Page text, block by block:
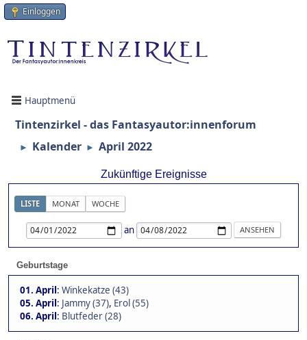
Einloggen
Hauptmenü
Tintenzirkel - das Fantasyautor:innenforum
► Kalender ► April 2022
Zukünftige Ereignisse
LISTE MONAT WOCHE
an
Geburtstage
01. April: Winkekatze (43)
05. April: Jammy (37), Erol (55)
06. April: Blutfeder (28)